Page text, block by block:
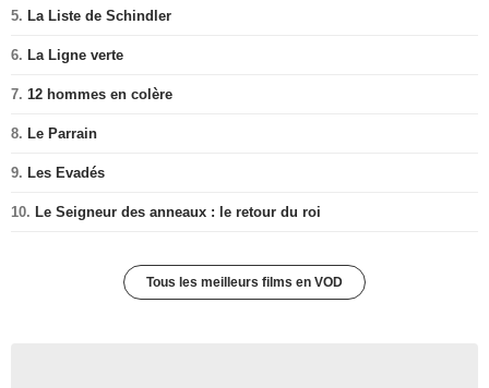
5. La Liste de Schindler
6. La Ligne verte
7. 12 hommes en colère
8. Le Parrain
9. Les Evadés
10. Le Seigneur des anneaux : le retour du roi
Tous les meilleurs films en VOD